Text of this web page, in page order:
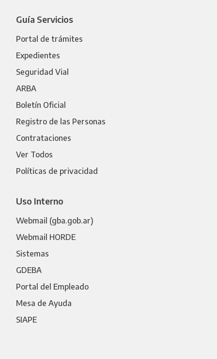
Guía Servicios
Portal de trámites
Expedientes
Seguridad Vial
ARBA
Boletín Oficial
Registro de las Personas
Contrataciones
Ver Todos
Políticas de privacidad
Uso Interno
Webmail (gba.gob.ar)
Webmail HORDE
Sistemas
GDEBA
Portal del Empleado
Mesa de Ayuda
SIAPE